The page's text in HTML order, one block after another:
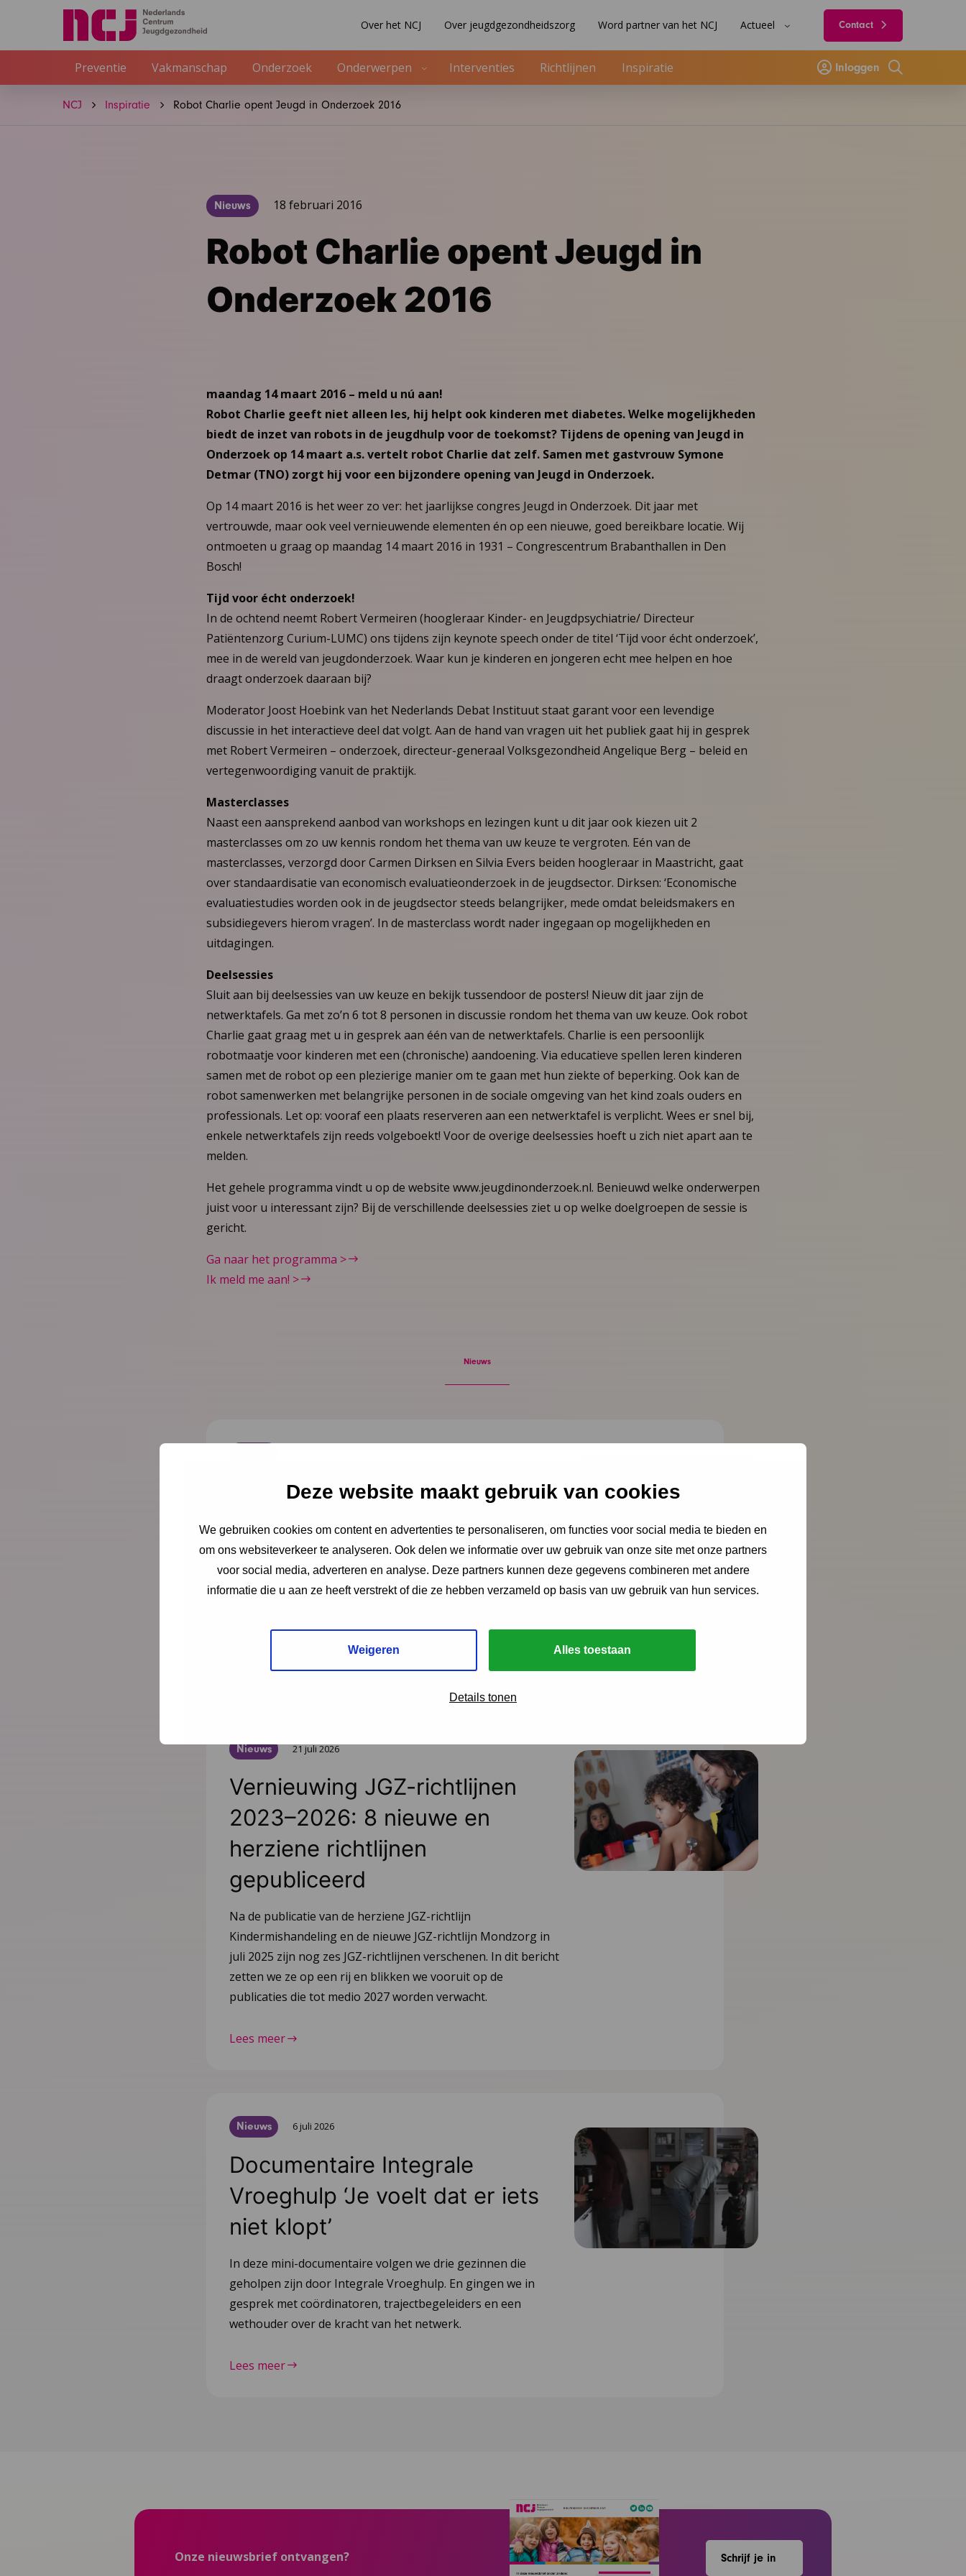
Deze website maakt gebruik van cookies
We gebruiken cookies om content en advertenties te personaliseren, om functies voor social media te bieden en
om ons websiteverkeer te analyseren. Ook delen we informatie over uw gebruik van onze site met onze partners
voor social media, adverteren en analyse. Deze partners kunnen deze gegevens combineren met andere
informatie die u aan ze heeft verstrekt of die ze hebben verzameld op basis van uw gebruik van hun services.
Weigeren Alles toestaan
Details tonen
Over het NCJ Over jeugdgezondheidszorg Word partner van het NCJ Actueel Contact
Preventie Vakmanschap Onderzoek Onderwerpen Interventies Richtlijnen Inspiratie Inloggen
Zoeken
NCJ Inspiratie Robot Charlie opent Jeugd in Onderzoek 2016
Nieuws 18 februari 2016
Robot Charlie opent Jeugd in
Onderzoek 2016
maandag 14 maart 2016 – meld u nú aan!
Robot Charlie geeft niet alleen les, hij helpt ook kinderen met diabetes. Welke mogelijkheden
biedt de inzet van robots in de jeugdhulp voor de toekomst? Tijdens de opening van Jeugd in
Onderzoek op 14 maart a.s. vertelt robot Charlie dat zelf. Samen met gastvrouw Symone
Detmar (TNO) zorgt hij voor een bijzondere opening van Jeugd in Onderzoek.
Op 14 maart 2016 is het weer zo ver: het jaarlijkse congres Jeugd in Onderzoek. Dit jaar met
vertrouwde, maar ook veel vernieuwende elementen én op een nieuwe, goed bereikbare locatie. Wij
ontmoeten u graag op maandag 14 maart 2016 in 1931 – Congrescentrum Brabanthallen in Den
Bosch!
Tijd voor écht onderzoek!
In de ochtend neemt Robert Vermeiren (hoogleraar Kinder- en Jeugdpsychiatrie/ Directeur
Patiëntenzorg Curium-LUMC) ons tijdens zijn keynote speech onder de titel ‘Tijd voor écht onderzoek’,
mee in de wereld van jeugdonderzoek. Waar kun je kinderen en jongeren echt mee helpen en hoe
draagt onderzoek daaraan bij?
Moderator Joost Hoebink van het Nederlands Debat Instituut staat garant voor een levendige
discussie in het interactieve deel dat volgt. Aan de hand van vragen uit het publiek gaat hij in gesprek
met Robert Vermeiren – onderzoek, directeur-generaal Volksgezondheid Angelique Berg – beleid en
vertegenwoordiging vanuit de praktijk.
​Masterclasses
Naast een aansprekend aanbod van workshops en lezingen kunt u dit jaar ook kiezen uit 2
masterclasses om zo uw kennis rondom het thema van uw keuze te vergroten. Eén van de
masterclasses, verzorgd door Carmen Dirksen en Silvia Evers beiden hoogleraar in Maastricht, gaat
over standaardisatie van economisch evaluatieonderzoek in de jeugdsector. Dirksen: ‘Economische
evaluatiestudies worden ook in de jeugdsector steeds belangrijker, mede omdat beleidsmakers en
subsidiegevers hierom vragen’. In de masterclass wordt nader ingegaan op mogelijkheden en
uitdagingen.
Deelsessies
Sluit aan bij deelsessies van uw keuze en bekijk tussendoor de posters! Nieuw dit jaar zijn de
netwerktafels. Ga met zo’n 6 tot 8 personen in discussie rondom het thema van uw keuze. Ook robot
Charlie gaat graag met u in gesprek aan één van de netwerktafels. Charlie is een persoonlijk
robotmaatje voor kinderen met een (chronische) aandoening. Via educatieve spellen leren kinderen
samen met de robot op een plezierige manier om te gaan met hun ziekte of beperking. Ook kan de
robot samenwerken met belangrijke personen in de sociale omgeving van het kind zoals ouders en
professionals. Let op: vooraf een plaats reserveren aan een netwerktafel is verplicht. Wees er snel bij,
enkele netwerktafels zijn reeds volgeboekt! Voor de overige deelsessies hoeft u zich niet apart aan te
melden.
Het gehele programma vindt u op de website www.jeugdinonderzoek.nl. Benieuwd welke onderwerpen
juist voor u interessant zijn? Bij de verschillende deelsessies ziet u op welke doelgroepen de sessie is
gericht.
Ga naar het programma >
​Ik meld me aan! >
Nieuws
Opinie: Vakantie? De stress van
ouders loopt alleen maar op
Juist op het moment dat ouders snakken naar rust, staan ze
er alleen voor. Schiet hen te hulp, noteert Igor Ivakic,
directeur-bestuurder van het Nederlands Centrum
Nieuws 21 juli 2026
Vernieuwing JGZ-richtlijnen
2023–2026: 8 nieuwe en
herziene richtlijnen
gepubliceerd
Na de publicatie van de herziene JGZ-richtlijn
Kindermishandeling en de nieuwe JGZ-richtlijn Mondzorg in
juli 2025 zijn nog zes JGZ-richtlijnen verschenen. In dit bericht
zetten we ze op een rij en blikken we vooruit op de
publicaties die tot medio 2027 worden verwacht.
Lees meer
Nieuws 6 juli 2026
Documentaire Integrale
Vroeghulp ‘Je voelt dat er iets
niet klopt’
In deze mini-documentaire volgen we drie gezinnen die
geholpen zijn door Integrale Vroeghulp. En gingen we in
gesprek met coördinatoren, trajectbegeleiders en een
wethouder over de kracht van het netwerk.
Lees meer
Onze nieuwsbrief ontvangen? Schrijf je in